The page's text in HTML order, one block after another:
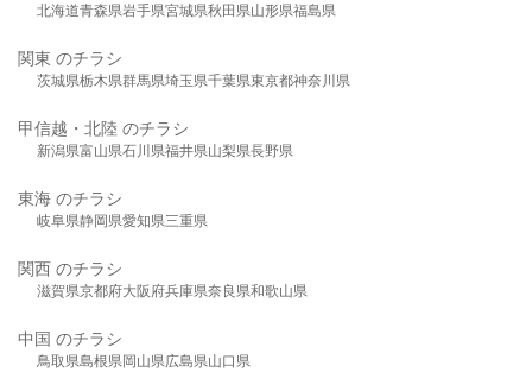
北海道青森県岩手県宮城県秋田県山形県福島県
関東 のチラシ
茨城県栃木県群馬県埼玉県千葉県東京都神奈川県
甲信越・北陸 のチラシ
新潟県富山県石川県福井県山梨県長野県
東海 のチラシ
岐阜県静岡県愛知県三重県
関西 のチラシ
滋賀県京都府大阪府兵庫県奈良県和歌山県
中国 のチラシ
鳥取県島根県岡山県広島県山口県